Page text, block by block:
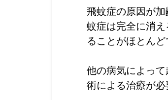
飛蚊症の原因が
蚊症は完全に消
ることがほとんど
他の病気によっ
術による治療が必